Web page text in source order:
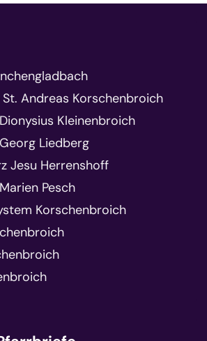
Andreas Korschenbroich
Kleinenbroich
Liedberg
Jesu Herrenshoff
Pesch
Korschenbroich